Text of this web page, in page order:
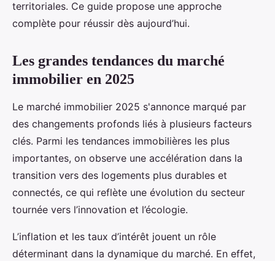
territoriales. Ce guide propose une approche
complète pour réussir dès aujourd’hui.
Les grandes tendances du marché
immobilier en 2025
Le marché immobilier 2025 s'annonce marqué par
des changements profonds liés à plusieurs facteurs
clés. Parmi les tendances immobilières les plus
importantes, on observe une accélération dans la
transition vers des logements plus durables et
connectés, ce qui reflète une évolution du secteur
tournée vers l’innovation et l’écologie.
L’inflation et les taux d’intérêt jouent un rôle
déterminant dans la dynamique du marché. En effet,